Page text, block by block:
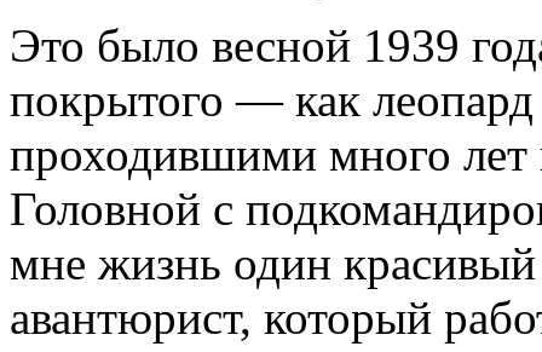
Это было весной 1939
покрытого — как
проходившими много лет
Головной с
мне жизнь один
авантюрист, который